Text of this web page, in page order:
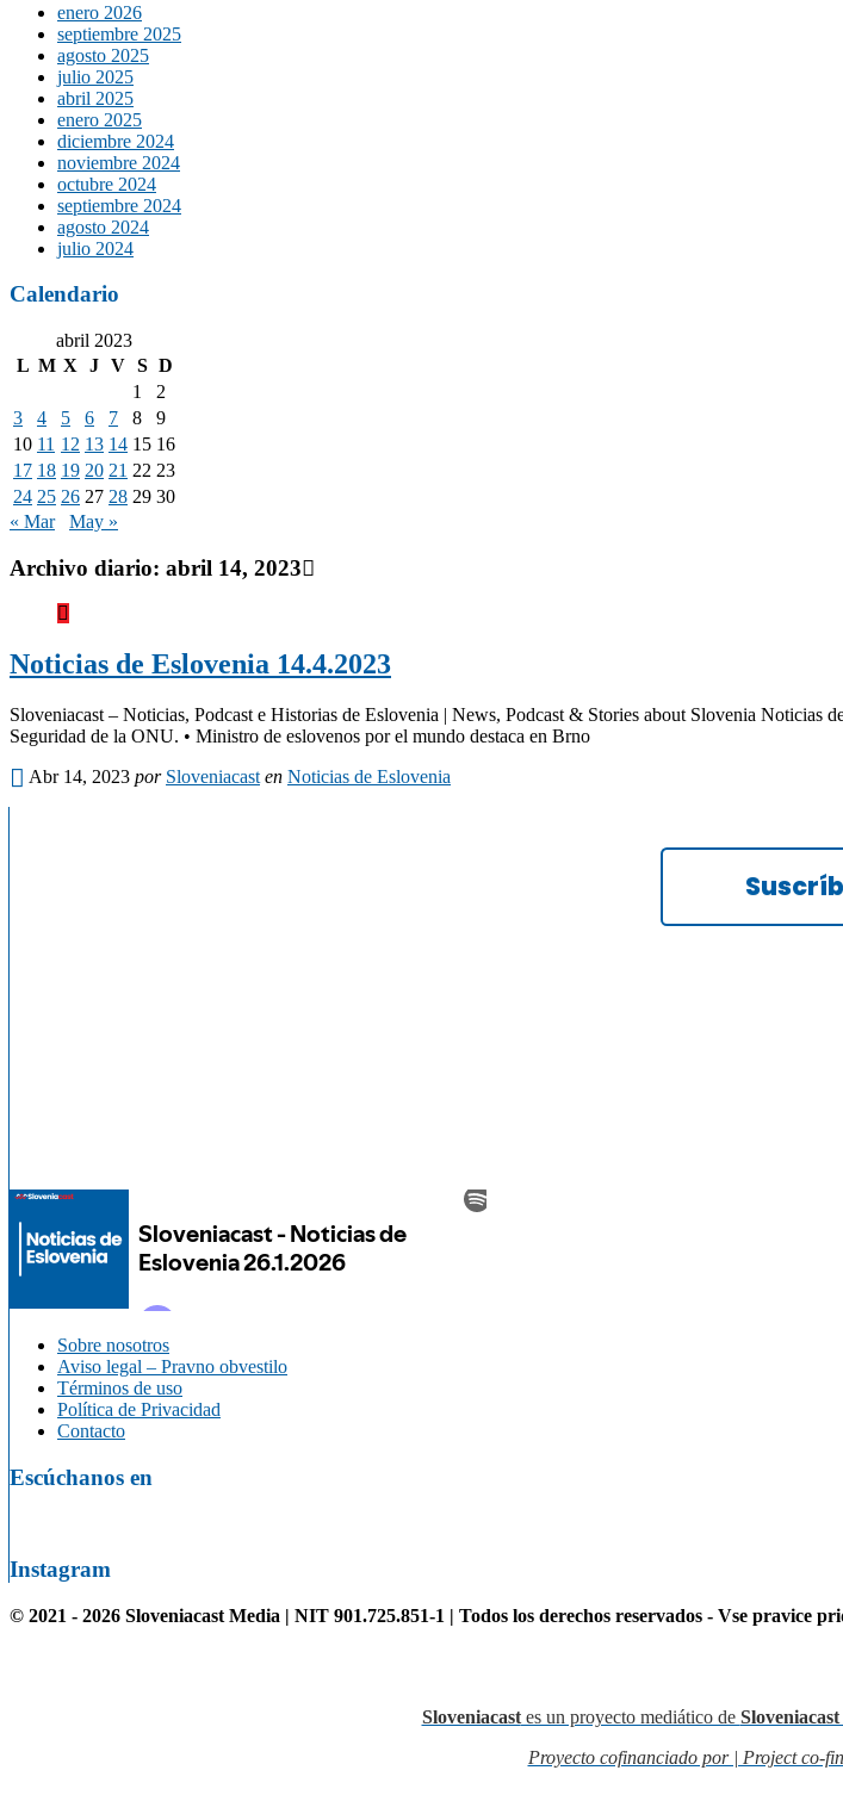
enero 2026
septiembre 2025
agosto 2025
julio 2025
abril 2025
enero 2025
diciembre 2024
noviembre 2024
octubre 2024
septiembre 2024
agosto 2024
julio 2024
Calendario
abril 2023
L M X J V S D
1
2
3
4 5 6 7 8
9
10 11 12 13 14 15 16
17 18 19 20 21 22 23
24 25 26 27 28 29 30
« Mar
May »
Archivo diario: abril 14, 2023
Noticias de Eslovenia 14.4.2023
Sloveniacast – Noticias, Podcast e Historias de Eslovenia | News, Podcast & Stories about Slovenia Noticias
Seguridad de la ONU. • Ministro de eslovenos por el mundo destaca en Brno
Abr 14, 2023 por Sloveniacast en Noticias de Eslovenia
Sobre nosotros
Aviso legal – Pravno obvestilo
Términos de uso
Política de Privacidad
Contacto
Escúchanos en
Instagram
© 2021 - 2026 Sloveniacast Media | NIT 901.725.851-1 | Todos los derechos reservados - Vse pravice
Sloveniacastes un proyecto mediático de
Proyecto cofinanciado por | Project co-